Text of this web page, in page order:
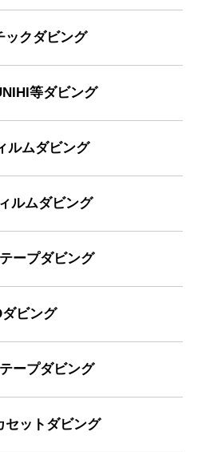
ックダビング
等ダビング
ルムダビング
ルムダビング
ープダビング
ダビング
ープダビング
セットダビング